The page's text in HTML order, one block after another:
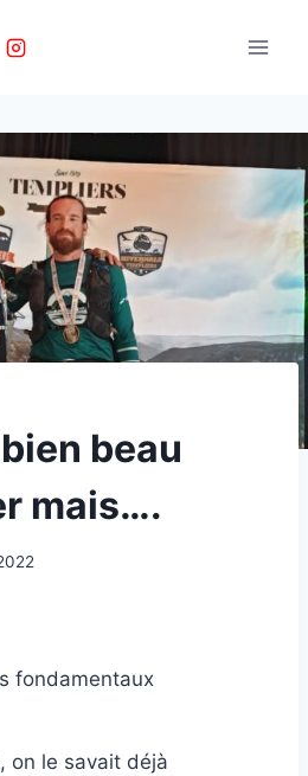
beau
mais….
fondamentaux
on le savait déjà